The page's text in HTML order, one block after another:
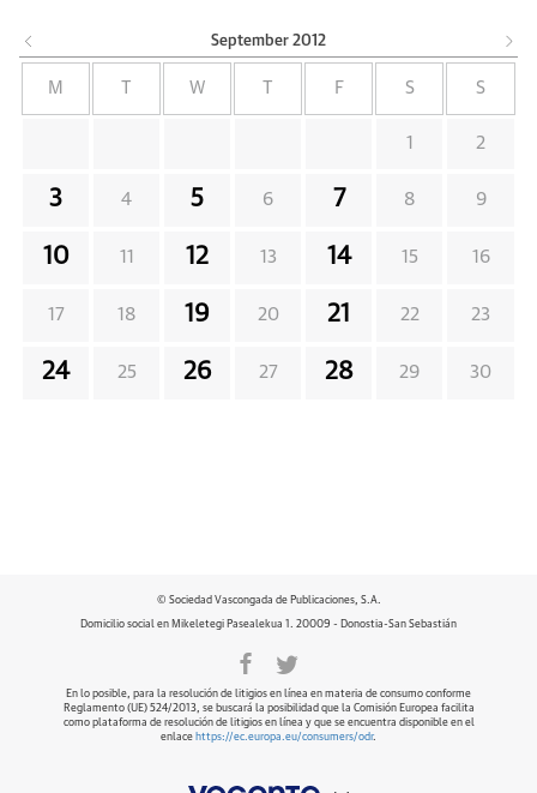
September 2012
M W F S S
1 2
3 4 5 6 7 8 9
10 11 12 13 14 15 16
17 18 19 20 21 22 23
24 25 26 27 28 29 30
© Sociedad Vascongada de Publicaciones, S.A.
Domicilio social en Mikeletegi Pasealekua 1. 20009 - Donostia-San Sebastián
En lo posible, para la resolución de litigios en línea en materia de consumo conforme
Reglamento (UE) 524/2013, se buscará la posibilidad que la Comisión Europea facilita
como plataforma de resolución de litigios en línea y que se encuentra disponible en el
enlace https://ec.europa.eu/consumers/odr.